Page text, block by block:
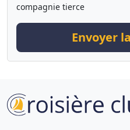
compagnie tierce
Envoyer